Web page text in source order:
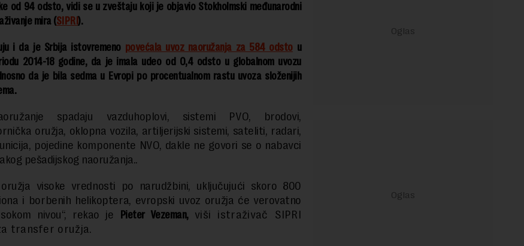
od 94 odsto, vidi se u zveštaju koji je objavio Stokholmski međunarodni
mira (SIPRI ).
i da je Srbija istovremeno povećala uvoz naoružanja za 584 odstou
2014-18 godine, da je imala udeo od 0,4 odsto u globalnom uvozu
da je bila sedma u Evropi po procentualnom rastu uvoza složenijih
spadaju vazduhoplovi, sistemi PVO, brodovi,
oružja, oklopna vozila, artiljerijski sistemi, sateliti, radari,
pojedine komponente NVO, dakle ne govori se o nabavci
pešadijskog naoružanja..
oružja visoke vrednosti po narudžbini, uključujući skoro 800
i borbenih helikoptera, evropski uvoz oružja će verovatno
nivou“, rekao je
Pieter Vezeman, viši istraživač SIPRI
transfer oružja.